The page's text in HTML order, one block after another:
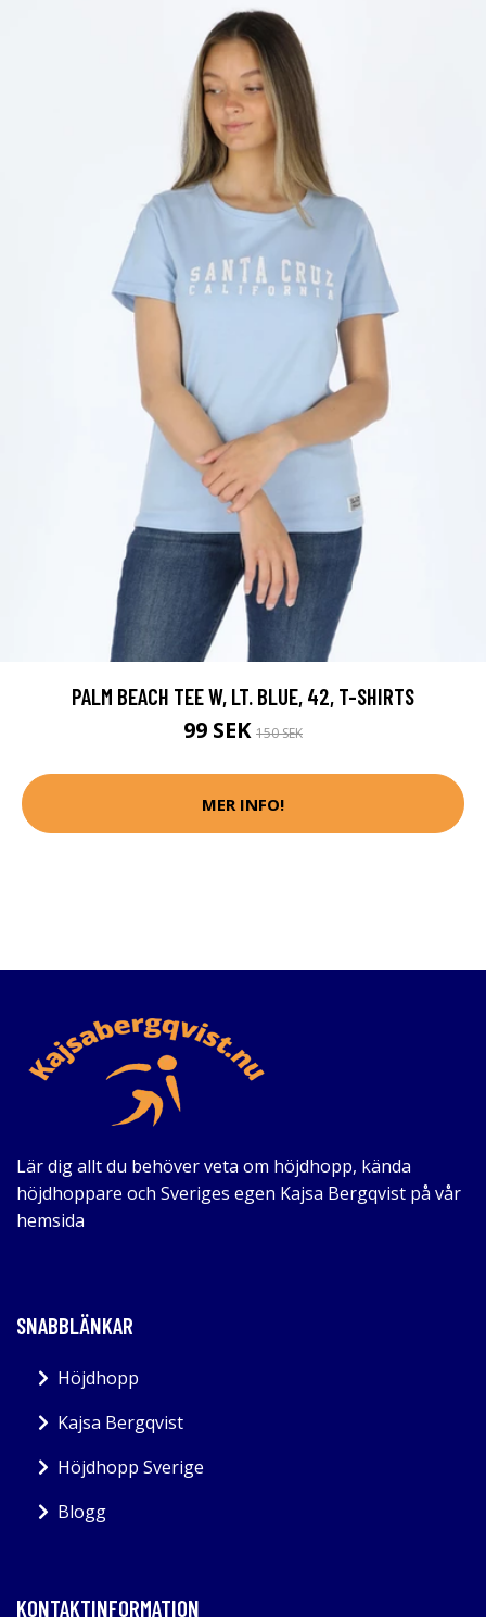
PALM BEACH TEE W, LT. BLUE, 42, T-SHIRTS
99 SEK 150 SEK
MER INFO!
Lär dig allt du behöver veta om höjdhopp, kända
höjdhoppare och Sveriges egen Kajsa Bergqvist på vår
hemsida
SNABBLÄNKAR
Höjdhopp
Kajsa Bergqvist
Höjdhopp Sverige
Blogg
KONTAKTINFORMATION